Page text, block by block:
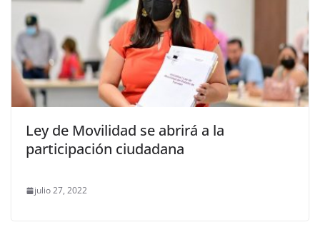
Ley de Movilidad se abrirá a la
participación ciudadana
julio 27, 2022